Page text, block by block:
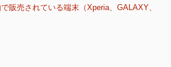
販売されている端末（Xperia、GALAXY、